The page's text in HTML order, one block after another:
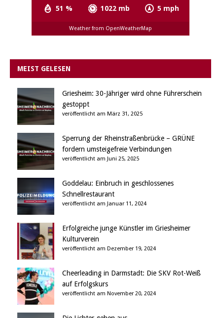
51 % 1022 mb 5 mph
Weather from OpenWeatherMap
MEIST GELESEN
Griesheim: 30-Jähriger wird ohne Führerschein
gestoppt
veröffentlicht am März 31, 2025
Sperrung der Rheinstraßenbrücke – GRÜNE
fordern umsteigefreie Verbindungen
veröffentlicht am Juni 25, 2025
Goddelau: Einbruch in geschlossenes
Schnellrestaurant
veröffentlicht am Januar 11, 2024
Erfolgreiche junge Künstler im Griesheimer
Kulturverein
veröffentlicht am Dezember 19, 2024
Cheerleading in Darmstadt: Die SKV Rot-Weiß
auf Erfolgskurs
veröffentlicht am November 20, 2024